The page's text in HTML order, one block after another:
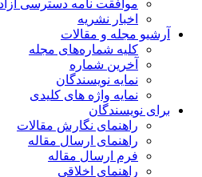
موافقت نامه دسترسی آزاد
اخبار نشریه
آرشیو مجله و مقالات
کلیه شماره‌های مجله
آخرین شماره
نمایه نویسندگان
نمایه واژه های کلیدی
برای نویسندگان
راهنمای نگارش مقالات
راهنمای ارسال مقاله
فرم ارسال مقاله
راهنمای اخلاقی